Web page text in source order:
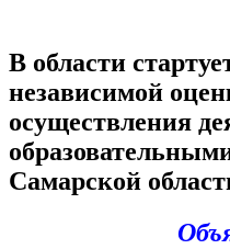
В области
независимой
осуществления
Самарской